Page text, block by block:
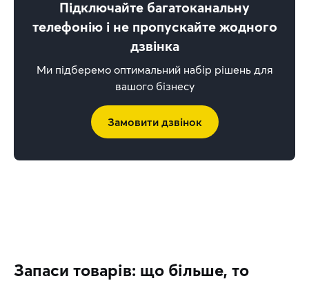
Підключайте багатоканальну
телефонію і не пропускайте жодного
дзвінка
Ми підберемо оптимальний набір рішень для
вашого бізнесу
Замовити дзвінок
Запаси товарів: що більше, то